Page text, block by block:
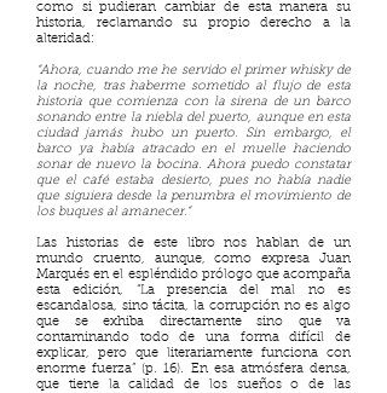
como si pudieran cambiar de esta manera su
historia, reclamando su propio derecho a la
alteridad:
“Ahora, cuando me he servido el primer whisky de
la noche, tras haberme sometido al flujo de esta
historia que comienza con la sirena de un barco
sonando entre la niebla del puerto, aunque en esta
ciudad jamás hubo un puerto. Sin embargo, el
barco ya había atracado en el muelle haciendo
sonar de nuevo la bocina. Ahora puedo constatar
que el café estaba desierto, pues no había nadie
que siguiera desde la penumbra el movimiento de
los buques al amanecer.”
Las historias de este libro nos hablan de un
mundo cruento, aunque, como expresa Juan
Marqués en el espléndido prólogo que acompaña
esta edición, “La presencia del mal no es
escandalosa, sino tácita, la corrupción no es algo
que se exhiba directamente sino que va
contaminando todo de una forma difícil de
explicar, pero que literariamente funciona con
enorme fuerza” (p. 16). En esa atmósfera densa,
que tiene la calidad de los sueños o de las